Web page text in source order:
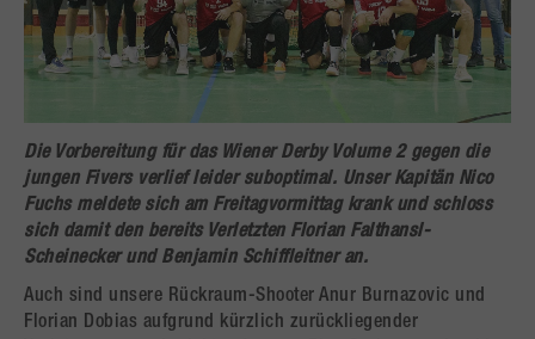
Die Vorbereitung für das Wiener Derby Volume 2 gegen die
jungen Fivers verlief leider suboptimal. Unser Kapitän Nico
Fuchs meldete sich am Freitagvormittag krank und schloss
sich damit den bereits Verletzten Florian Falthansl-
Scheinecker und Benjamin Schiffleitner an.
Auch sind unsere Rückraum-Shooter Anur Burnazovic und
Florian Dobias aufgrund kürzlich zurückliegender